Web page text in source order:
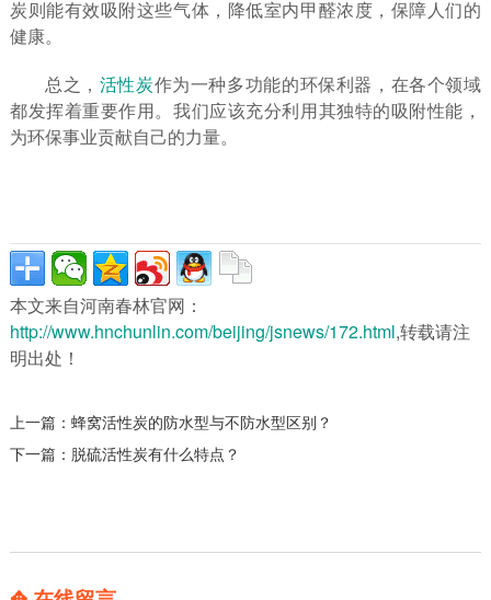
炭则能有效吸附这些气体，降低室内甲醛浓度，保障人们的
健康。
总之， 活性炭作为一种多功能的环保利器，在各个领域
都发挥着重要作用。我们应该充分利用其独特的吸附性能，
为环保事业贡献自己的力量。
本文来自河南春林官网：
http://www.hnchunlin.com/beijing/jsnews/172.html,转载请注
明出处！
上一篇： 蜂窝活性炭的防水型与不防水型区别？
下一篇： 脱硫活性炭有什么特点？